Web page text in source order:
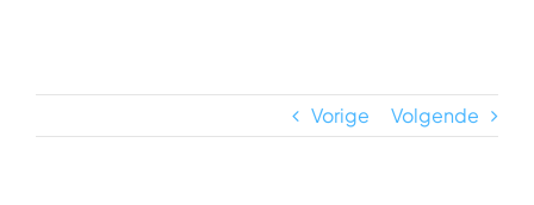
Dit leveren wijVorige Volgende